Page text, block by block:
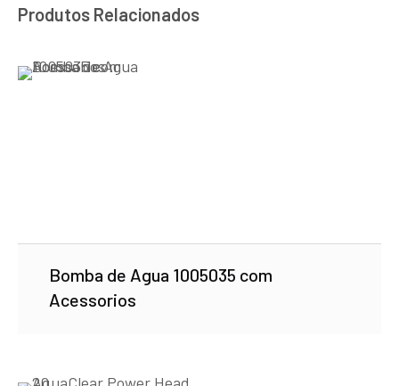
Produtos Relacionados
Bomba de Agua 1005035 com
Acessorios